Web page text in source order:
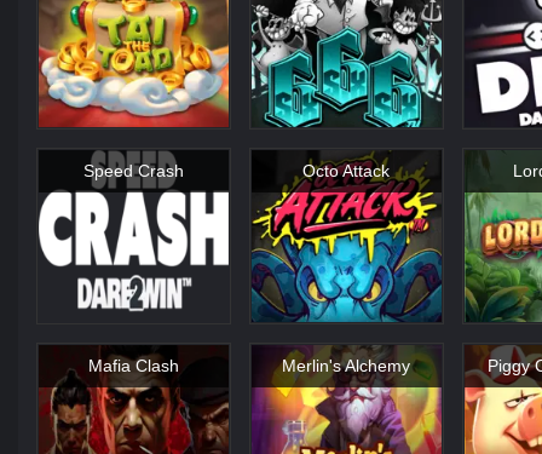
Speed Crash Octo Attack
Mafia Clash Merlin's Alchemy Piggy